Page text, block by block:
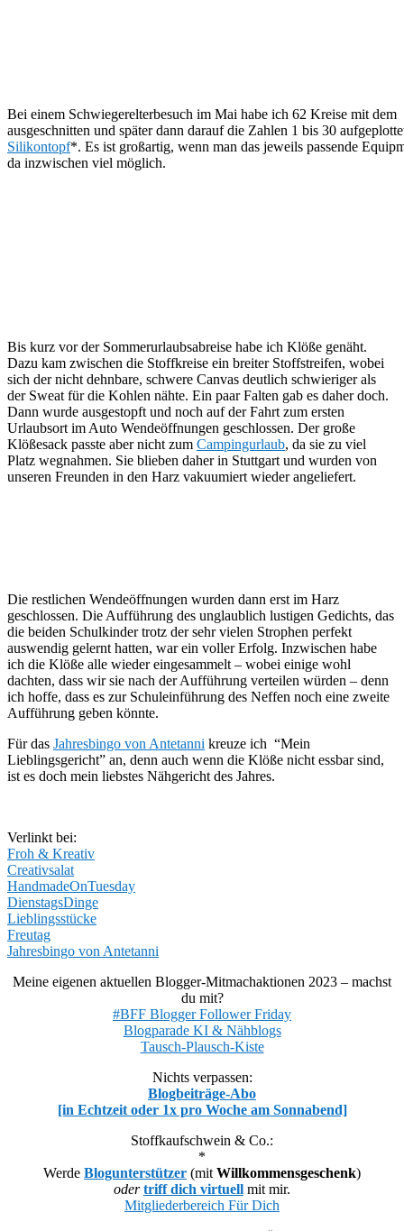
Bei einem Schwiegerelterbesuch im Mai habe ich 62 Kreise mit dem
ausgeschnitten und später dann darauf die Zahlen 1 bis 30
Silikontopf*. Es ist großartig, wenn man das jeweils passende
da inzwischen viel möglich.
Bis kurz vor der Sommerurlaubsabreise habe ich Klöße genäht.
Dazu kam zwischen die Stoffkreise ein breiter Stoffstreifen, wobei
sich der nicht dehnbare, schwere Canvas deutlich schwieriger als
der Sweat für die Kohlen nähte. Ein paar Falten gab es daher doch.
Dann wurde ausgestopft und noch auf der Fahrt zum ersten
Urlaubsort im Auto Wendeöffnungen geschlossen. Der große
Klößesack passte aber nicht zum Campingurlaub, da sie zu viel
Platz wegnahmen. Sie blieben daher in Stuttgart und wurden von
unseren Freunden in den Harz vakuumiert wieder angeliefert.
Die restlichen Wendeöffnungen wurden dann erst im Harz
geschlossen. Die Aufführung des unglaublich lustigen Gedichts, das
die beiden Schulkinder trotz der sehr vielen Strophen perfekt
auswendig gelernt hatten, war ein voller Erfolg. Inzwischen habe
ich die Klöße alle wieder eingesammelt – wobei einige wohl
dachten, dass wir sie nach der Aufführung verteilen würden – denn
ich hoffe, dass es zur Schuleinführung des Neffen noch eine zweite
Aufführung geben könnte.
Für das Jahresbingo von Antetanni kreuze ich “Mein
Lieblingsgericht” an, denn auch wenn die Klöße nicht essbar sind,
ist es doch mein liebstes Nähgericht des Jahres.
Verlinkt bei:
Froh & Kreativ
Creativsalat
HandmadeOnTuesday
DienstagsDinge
Lieblingsstücke
Freutag
Jahresbingo von Antetanni
Meine eigenen aktuellen Blogger-Mitmachaktionen 2023 – machst
du mit?
#BFF Blogger Follower Friday
Blogparade KI & Nähblogs
Tausch-Plausch-Kiste
Nichts verpassen:
Blogbeiträge-Abo
[in Echtzeit oder 1x pro Woche am Sonnabend]
Stoffkaufschwein & Co.:
*
Werde Blogunterstützer (mit Willkommensgeschenk)
oder triff dich virtuell mit mir.
Mitgliederbereich Für Dich